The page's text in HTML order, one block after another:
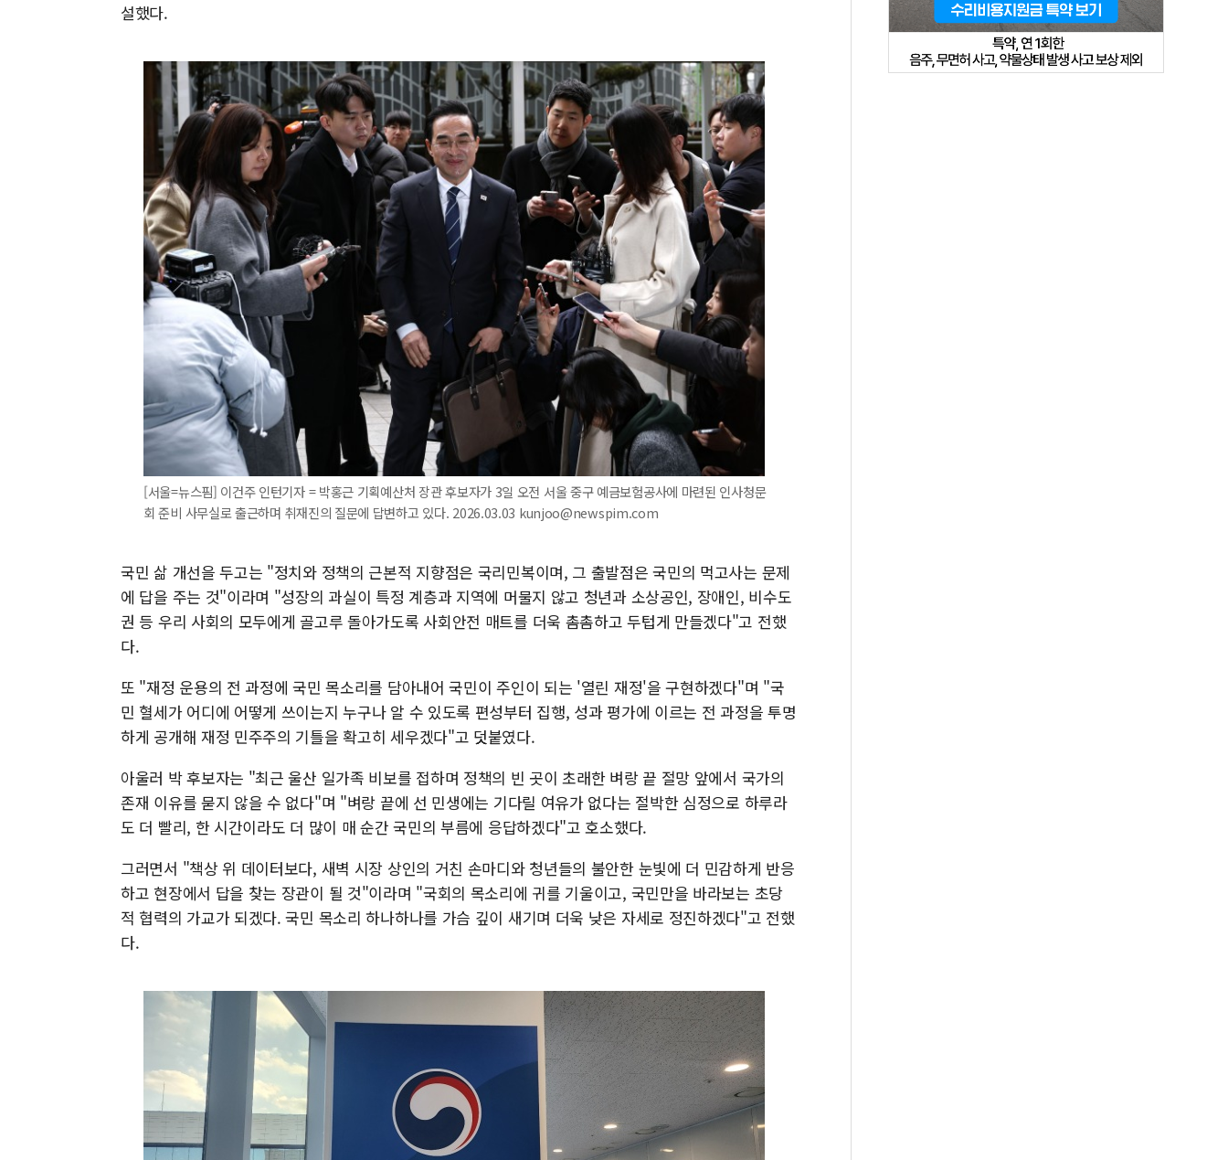
설했다.
[서울=뉴스핌] 이건주 인턴기자 = 박홍근 기획예산처 장관 후보자가 3일 오전 서울 중구 예금보험공사에 마련된 인사청문
회 준비 사무실로 출근하며 취재진의 질문에 답변하고 있다. 2026.03.03 kunjoo@newspim.com
국민 삶 개선을 두고는 "정치와 정책의 근본적 지향점은 국리민복이며, 그 출발점은 국민의 먹고사는 문제
에 답을 주는 것"이라며 "성장의 과실이 특정 계층과 지역에 머물지 않고 청년과 소상공인, 장애인, 비수도
권 등 우리 사회의 모두에게 골고루 돌아가도록 사회안전 매트를 더욱 촘촘하고 두텁게 만들겠다"고 전했
다.
또 "재정 운용의 전 과정에 국민 목소리를 담아내어 국민이 주인이 되는 '열린 재정'을 구현하겠다"며 "국
민 혈세가 어디에 어떻게 쓰이는지 누구나 알 수 있도록 편성부터 집행, 성과 평가에 이르는 전 과정을 투명
하게 공개해 재정 민주주의 기틀을 확고히 세우겠다"고 덧붙였다.
아울러 박 후보자는 "최근 울산 일가족 비보를 접하며 정책의 빈 곳이 초래한 벼랑 끝 절망 앞에서 국가의
존재 이유를 묻지 않을 수 없다"며 "벼랑 끝에 선 민생에는 기다릴 여유가 없다는 절박한 심정으로 하루라
도 더 빨리, 한 시간이라도 더 많이 매 순간 국민의 부름에 응답하겠다"고 호소했다.
그러면서 "책상 위 데이터보다, 새벽 시장 상인의 거친 손마디와 청년들의 불안한 눈빛에 더 민감하게 반응
하고 현장에서 답을 찾는 장관이 될 것"이라며 "국회의 목소리에 귀를 기울이고, 국민만을 바라보는 초당
적 협력의 가교가 되겠다. 국민 목소리 하나하나를 가슴 깊이 새기며 더욱 낮은 자세로 정진하겠다"고 전했
다.